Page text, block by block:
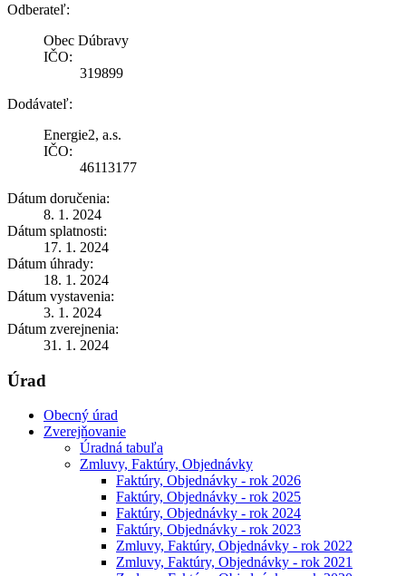
Odberateľ:
Obec Dúbravy
IČO:
319899
Dodávateľ:
Energie2, a.s.
IČO:
46113177
Dátum doručenia:
8. 1. 2024
Dátum splatnosti:
17. 1. 2024
Dátum úhrady:
18. 1. 2024
Dátum vystavenia:
3. 1. 2024
Dátum zverejnenia:
31. 1. 2024
Úrad
Obecný úrad
Zverejňovanie
Úradná tabuľa
Zmluvy, Faktúry, Objednávky
Faktúry, Objednávky - rok 2026
Faktúry, Objednávky - rok 2025
Faktúry, Objednávky - rok 2024
Faktúry, Objednávky - rok 2023
Zmluvy, Faktúry, Objednávky - rok 2022
Zmluvy, Faktúry, Objednávky - rok 2021